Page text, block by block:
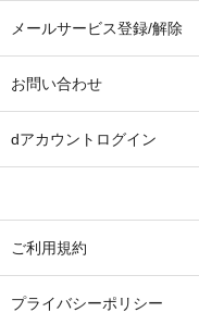
メールサービス登録/解除
お問い合わせ
dアカウントログイン
ご利用規約
プライバシーポリシー